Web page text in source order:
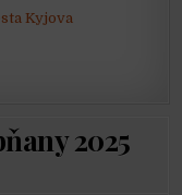
Kyjova
2025